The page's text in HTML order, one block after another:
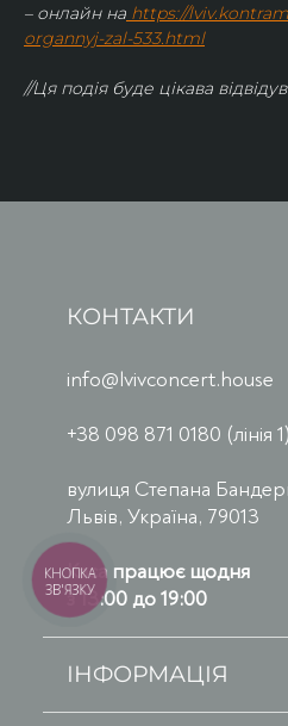
– онлайн на https://
organnyj-zal-533.html
//Ця подія буде цікава
КОНТАКТИ
info@lvivconcert.house
+38 098 871 0180 (лінія 1)
вулиця Степана
Львів, Україна, 79013
Каса працює щодня
з 13:00 до 19:00
ІНФОРМАЦІЯ
КНОПКА
ЗВ'ЯЗКУ